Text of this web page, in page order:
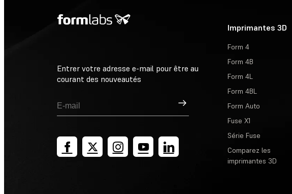
Entrer votre adresse e-mail pour être au
courant des nouveautés
Inscription
Imprimantes 3D
Form 4
Form 4B
Form 4L
Form 4BL
Form Auto
Fuse X1
Série Fuse
Comparez les
imprimantes 3D